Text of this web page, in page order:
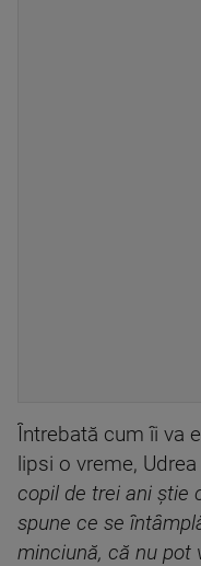
Întrebată cum îi va
lipsi o vreme,
copil de trei ani ştie
spune ce se
minciună, că nu pot